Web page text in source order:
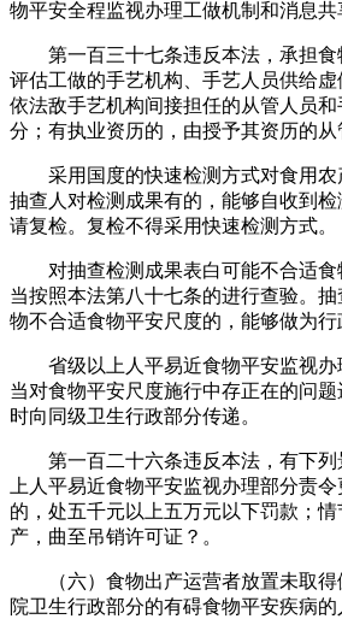
物平安全程监视办理工做机制和消息共
第一百三十七条违反本法，承担食
评估工做的手艺机构、手艺人员供给虚
依法敌手艺机构间接担任的从管人员
分；有执业资历的，由授予其资历的从
采用国度的快速检测方式对食用农
抽查人对检测成果有的，能够自收到
请复检。复检不得采用快速检测方式。
对抽查检测成果表白可能不合适食
当按照本法第八十七条的进行查验。
物不合适食物平安尺度的，能够做为行
省级以上人平易近食物平安监视办
当对食物平安尺度施行中存正在的问
时向同级卫生行政部分传递。
第一百二十六条违反本法，有下列
上人平易近食物平安监视办理部分责
的，处五千元以上五万元以下罚款；
产，曲至吊销许可证？。
（六）食物出产运营者放置未取得
院卫生行政部分的有碍食物平安疾病